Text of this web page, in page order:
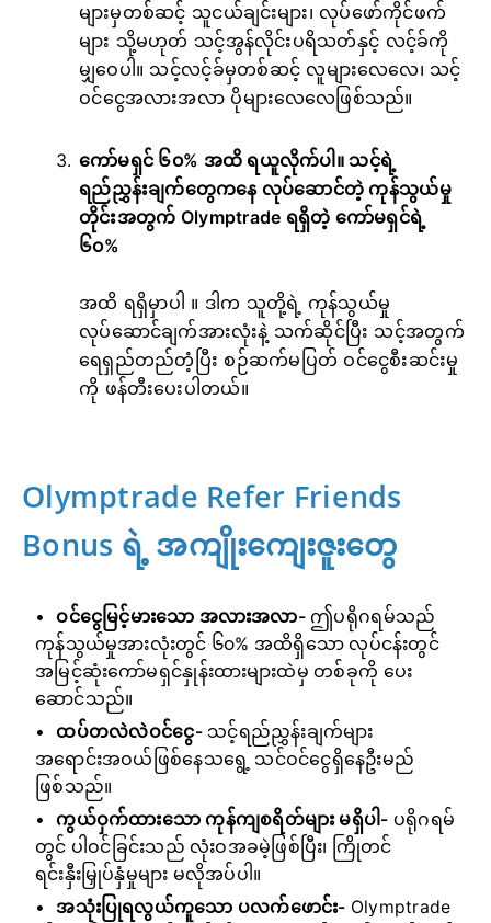
များမှတစ်ဆင့် သူငယ်ချင်းများ၊ လုပ်ဖော်ကိုင်ဖက်
များ သို့မဟုတ် သင့်အွန်လိုင်းပရိသတ်နှင့် လင့်ခ်ကို
မျှဝေပါ။ သင့်လင့်ခ်မှတစ်ဆင့် လူများလေလေ၊ သင့်
ဝင်ငွေအလားအလာ ပိုများလေလေဖြစ်သည်။
ကော်မရှင် ၆၀% အထိ ရယူလိုက်ပါ။ သင့်ရဲ့
ရည်ညွှန်းချက်တွေကနေ လုပ်ဆောင်တဲ့ ကုန်သွယ်မှု
တိုင်းအတွက် Olymptrade ရရှိတဲ့ ကော်မရှင်ရဲ့
၆၀%
အထိ ရရှိမှာပါ ။ ဒါက သူတို့ရဲ့ ကုန်သွယ်မှု
လုပ်ဆောင်ချက်အားလုံးနဲ့ သက်ဆိုင်ပြီး သင့်အတွက်
ရေရှည်တည်တံ့ပြီး စဉ်ဆက်မပြတ် ဝင်ငွေစီးဆင်းမှု
ကို ဖန်တီးပေးပါတယ်။
Olymptrade Refer Friends
Bonus ရဲ့ အကျိုးကျေးဇူးတွေ
ဝင်ငွေမြင့်မားသော အလားအလာ-ဤပရိုဂရမ်သည်
ကုန်သွယ်မှုအားလုံးတွင် ၆၀% အထိရှိသော လုပ်ငန်းတွင်
အမြင့်ဆုံးကော်မရှင်နှုန်းထားများထဲမှ တစ်ခုကို ပေး
ဆောင်သည်။
ထပ်တလဲလဲဝင်ငွေ-သင့်ရည်ညွှန်းချက်များ
အရောင်းအဝယ်ဖြစ်နေသရွေ့ သင်ဝင်ငွေရှိနေဦးမည်
ဖြစ်သည်။
ကွယ်ဝှက်ထားသော ကုန်ကျစရိတ်များ မရှိပါ- ပရိုဂရမ်
တွင် ပါဝင်ခြင်းသည် လုံးဝအခမဲ့ဖြစ်ပြီး၊ ကြိုတင်
ရင်းနှီးမြှုပ်နှံမှုများ မလိုအပ်ပါ။
အသုံးပြုရလွယ်ကူသော ပလက်ဖောင်း- Olymptrade